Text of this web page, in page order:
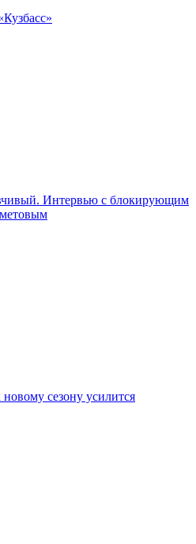
Интервью с блокирующим
сезону усилится